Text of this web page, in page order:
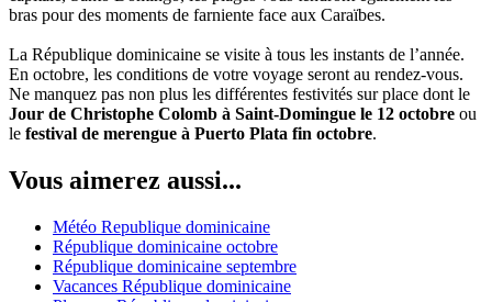
bras pour des moments de farniente face aux Caraïbes.
La République dominicaine se visite à tous les instants de l’année.
En octobre, les conditions de votre voyage seront au rendez-vous.
Ne manquez pas non plus les différentes festivités sur place dont le
Jour de Christophe Colomb à Saint-Domingue le 12 octobre ou
le festival de merengue à Puerto Plata fin octobre.
Vous aimerez aussi...
Météo Republique dominicaine
République dominicaine octobre
République dominicaine septembre
Vacances République dominicaine